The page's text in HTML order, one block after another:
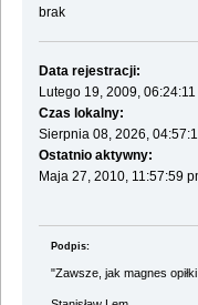
brak
Data rejestracji:
Lutego 19, 2009,
Czas lokalny:
Sierpnia 08, 2026,
Ostatnio aktywny:
Maja 27, 2010, 11:57:59
Podpis:
"Zawsze, jak magnes